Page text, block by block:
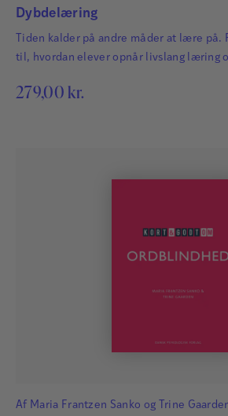
Dybdelæring
Tiden kalder på andre måder at lære
til, hvordan elever opnår livslang læring
279,00 kr.
Af Maria Frantzen Sanko og Trine